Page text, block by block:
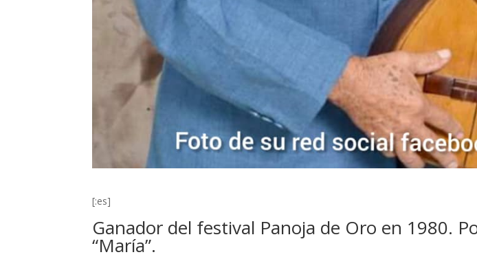
[:es]
Ganador del festival Panoja de Oro en 1980.
“María”.